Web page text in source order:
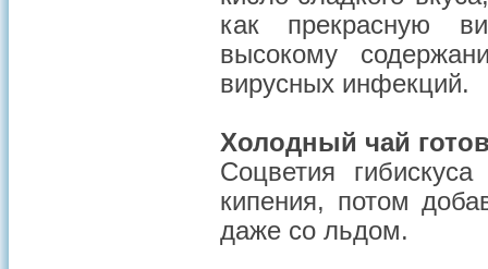
как прекрасную
высокому
вирусных инфекций.
Холодный чай
Соцветия
кипения, потом
даже со льдом.